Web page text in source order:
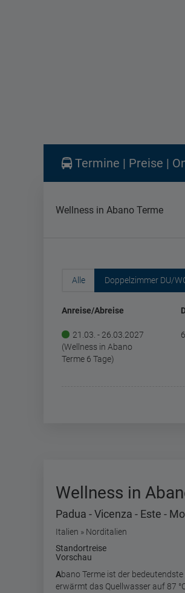
Termine | Preise |
Wellness in Abano Terme
Alle Doppelzimmer DU/
Anreise/Abreise
21.03. - 26.03.2027
(Wellness in Abano
Terme 6 Tage)
Wellness in
Padua - Vicenza - Este -
Italien » Norditalien
Standortreise
Vorschau
Abano Terme ist der
erwärmt das Quellwasser auf 87